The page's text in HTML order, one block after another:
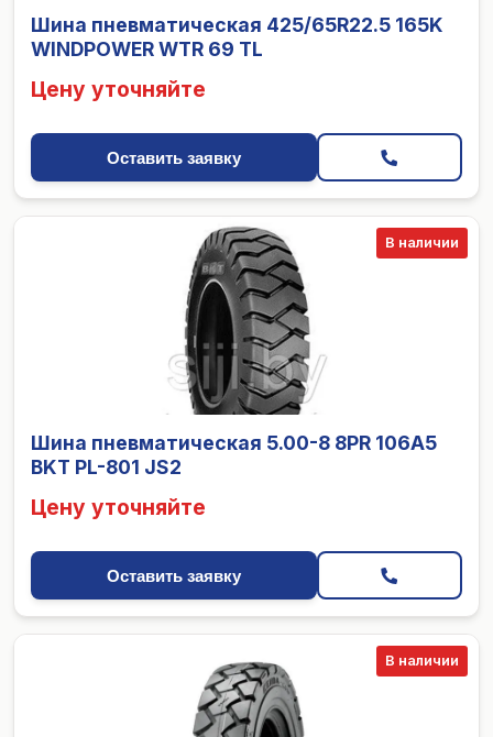
Шина пневматическая 425/65R22.5 165K
WINDPOWER WTR 69 TL
Цену уточняйте
Оставить заявку
В наличии
Шина пневматическая 5.00-8 8PR 106A5
BKT PL-801 JS2
Цену уточняйте
Оставить заявку
В наличии